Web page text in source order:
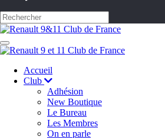
Accueil
Club
Adhésion
New Boutique
Le Bureau
Les Membres
On en parle